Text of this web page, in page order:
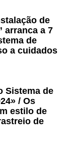
de
arranca a 7
de
a cuidados
Sistema de
/ Os
estilo de
de